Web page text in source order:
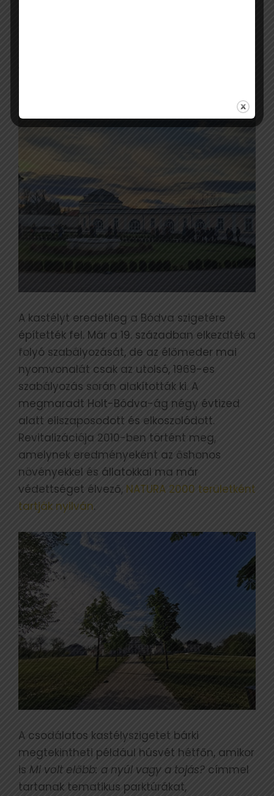
A kastélyt eredetileg a Bódva szigetére
építették fel. Már a 19. században elkezdték a
folyó szabályozását, de az élőmeder mai
nyomvonalát csak az utolsó, 1969-es
szabályozás során alakították ki. A
megmaradt Holt-Bódva-ág négy évtized
alatt eliszaposodott és elkoszolódott.
Revitalizációja 2010-ben történt meg,
amelynek eredményeként az őshonos
növényekkel és állatokkal ma már
védettséget élvező, NATURA 2000 területként
tartják nyilván.
A csodálatos kastélyszigetet bárki
megtekintheti például húsvét hétfőn, amikor
is Mi volt előbb: a nyúl vagy a tojás? címmel
tartanak tematikus parktúrákat,